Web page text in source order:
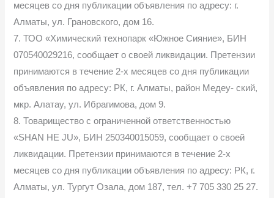
месяцев со дня публикации объявления по адресу: г.
Алматы, ул. Грановского, дом 16.
7. ТОО «Химический технопарк «Южное Сияние», БИН
070540029216, сообщает о своей ликвидации. Претензии
принимаются в течение 2-х месяцев со дня публикации
объявления по адресу: РК, г. Алматы, район Медеу- ский,
мкр. Алатау, ул. Ибрагимова, дом 9.
8. Товарищество с ограниченной ответственностью
«SHAN HE JU», БИН 250340015059, сообщает о своей
ликвидации. Претензии принимаются в течение 2-х
месяцев со дня публикации объявления по адресу: РК, г.
Алматы, ул. Тургут Озала, дом 187, тел. +7 705 330 25 27.